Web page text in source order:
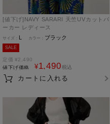
[値下げ]NAVY SARARI 天竺UVカットパ
ーカー レディース
ブラック
SALE
定価 ¥2,490
値下げ価格
¥1,490税込
カートに入れる